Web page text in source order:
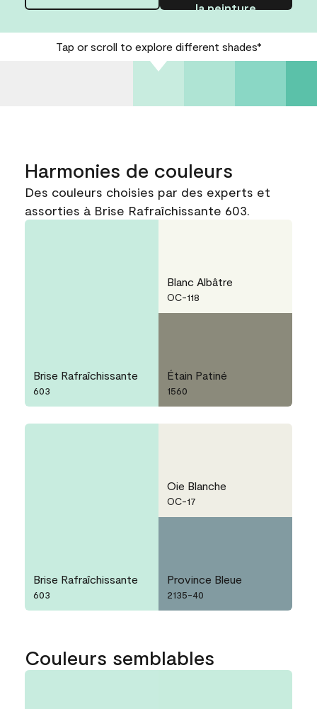
la peinture
Tap or scroll to explore different shades*
Harmonies de couleurs
Des couleurs choisies par des experts et
assorties à Brise Rafraîchissante 603.
Brise Rafraîchissante
603
Blanc Albâtre
OC-118
Étain Patiné
1560
Brise Rafraîchissante
603
Oie Blanche
OC-17
Province Bleue
2135-40
Couleurs semblables